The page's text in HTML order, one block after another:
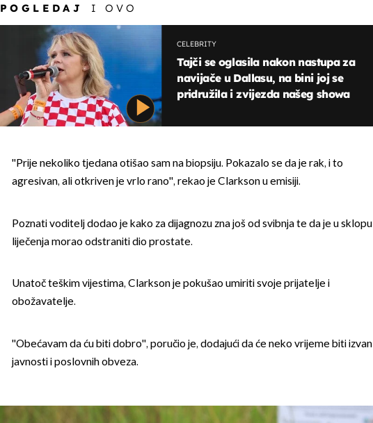
POGLEDAJ I OVO
CELEBRITY
Tajči se oglasila nakon nastupa za
navijače u Dallasu, na bini joj se
pridružila i zvijezda našeg showa
''Prije nekoliko tjedana otišao sam na biopsiju. Pokazalo se da je rak, i to
agresivan, ali otkriven je vrlo rano'', rekao je Clarkson u emisiji.
Poznati voditelj dodao je kako za dijagnozu zna još od svibnja te da je u sklopu
liječenja morao odstraniti dio prostate.
Unatoč teškim vijestima, Clarkson je pokušao umiriti svoje prijatelje i
obožavatelje.
''Obećavam da ću biti dobro'', poručio je, dodajući da će neko vrijeme biti izvan
javnosti i poslovnih obveza.